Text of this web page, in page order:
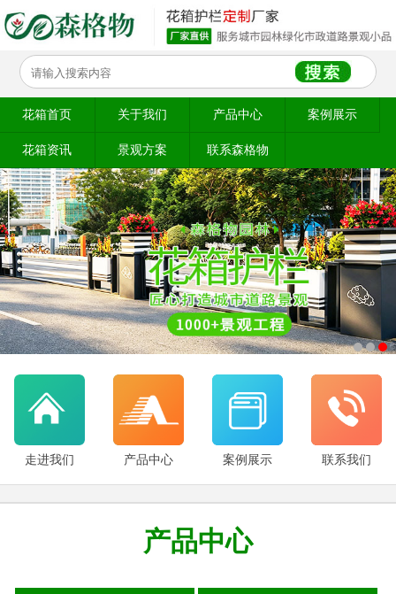
花箱首页 关于我们 产品中心 案例展示
花箱资讯 景观方案 联系森格物
走进我们 产品中心 案例展示 联系我们
产品中心